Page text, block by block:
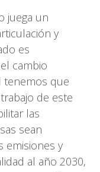
juega un
y
es
cambio
tenemos que
de este
las
sean
emisiones y
al año 2030,